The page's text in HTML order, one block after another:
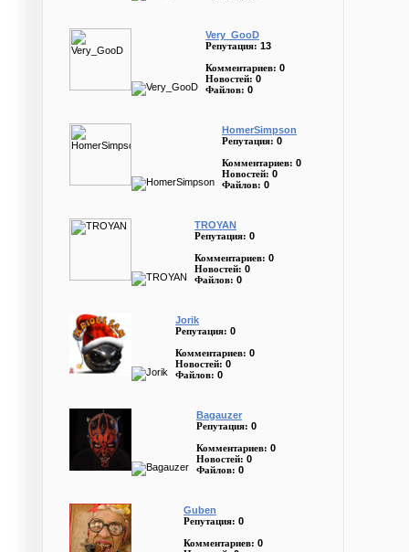
Very_GooD
Репутация: 13
Комментариев: 0
Новостей: 0
Файлов: 0
HomerSimpson
Репутация: 0
Комментариев: 0
Новостей: 0
Файлов: 0
TROYAN
Репутация: 0
Комментариев: 0
Новостей: 0
Файлов: 0
Jorik
Репутация: 0
Комментариев: 0
Новостей: 0
Файлов: 0
Bagauzer
Репутация: 0
Комментариев: 0
Новостей: 0
Файлов: 0
Guben
Репутация: 0
Комментариев: 0